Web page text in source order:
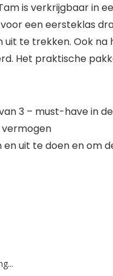
is verkrijgbaar in
een eersteklas
te trekken. Ook na
Het praktische
3 – must-have in
uit te doen en om